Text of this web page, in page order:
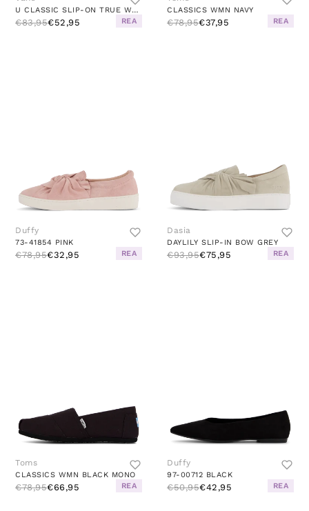
U CLASSIC SLIP-ON TRUE WHITE
€83,95€52,95 REA
CLASSICS WMN NAVY
€78,95€37,95 REA
Duffy
73-41854 PINK
€78,95€32,95 REA
Dasia
DAYLILY SLIP-IN BOW GREY
€93,95€75,95 REA
Toms
CLASSICS WMN BLACK MONO
€78,95€66,95 REA
Duffy
97-00712 BLACK
€50,95€42,95 REA